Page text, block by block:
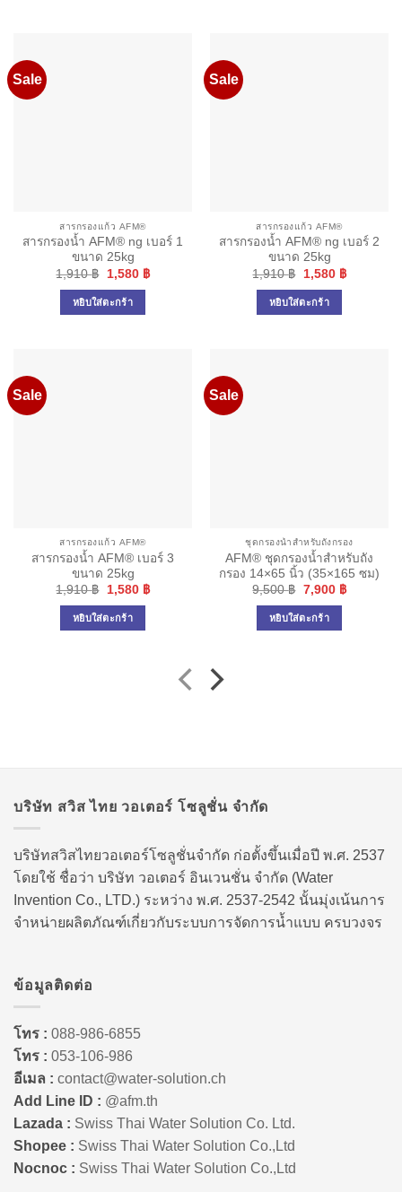
Sale
สารกรองแก้ว AFM®
สารกรองน้ำ AFM® ng เบอร์ 1
ขนาด 25kg
1,910฿
Original
price
was:
1,910 ฿.
1,580 ฿Current
หยิบใส่ตะกร้า
Sale
สารกรองแก้ว AFM®
สารกรองน้ำ AFM® ng เบอร์ 2
ขนาด 25kg
1,910฿
Original
price
was:
1,910 ฿.
1,580 ฿Current
หยิบใส่ตะกร้า
Sale
สารกรองแก้ว AFM®
สารกรองน้ำ AFM® เบอร์ 3
ขนาด 25kg
1,910฿
Original
was:
1,910 ฿.
1,580 ฿Current
หยิบใส่ตะกร้า
Sale
ชุดกรองน้ำสำหรับถังกรอง
AFM® ชุดกรองน้ำสำหรับถัง
กรอง 14×65 นิ้ว (35×165 ซม)
9,500฿ Original
was:
9,500 ฿.
7,900 ฿Current
หยิบใส่ตะกร้า
บริษัท สวิส ไทย วอเตอร์ โซลูชั่น จำกัด
บริษัทสวิสไทยวอเตอร์โซลูชั่นจำกัด ก่อตั้งขึ้นเมื่อปี พ.ศ. 2537
โดยใช้ ชื่อว่า บริษัท วอเตอร์ อินเวนชั่น จำกัด (Water
Invention Co., LTD.) ระหว่าง พ.ศ. 2537-2542 นั้นมุ่งเน้นการ
จำหน่ายผลิตภัณฑ์เกี่ยวกับระบบการจัดการน้ำแบบ ครบวงจร
ข้อมูลติดต่อ
โทร : 088-986-6855
โทร : 053-106-986
อีเมล : contact@water-solution.ch
Add Line ID : @afm.th
Lazada : Swiss Thai Water Solution Co. Ltd.
Shopee : Swiss Thai Water Solution Co.,Ltd
Nocnoc : Swiss Thai Water Solution Co.,Ltd